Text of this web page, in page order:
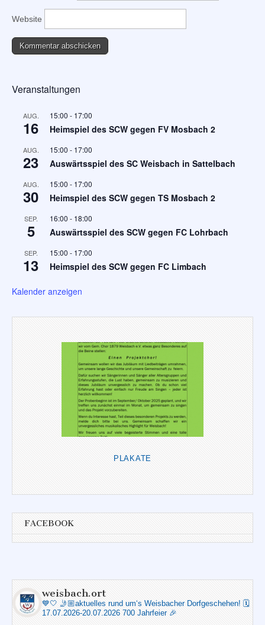
Website
Veranstaltungen
AUG.
16
15:00 - 17:00
Heimspiel des SCW gegen FV Mosbach 2
AUG.
23
15:00 - 17:00
Auswärtsspiel des SC Weisbach in Sattelbach
AUG.
30
15:00 - 17:00
Heimspiel des SCW gegen TS Mosbach 2
SEP.
5
16:00 - 18:00
Auswärtsspiel des SCW gegen FC Lohrbach
SEP.
13
15:00 - 17:00
Heimspiel des SCW gegen FC Limbach
Kalender anzeigen
PLAKATE
FACEBOOK
weisbach.ort
💙🤍 🤳🏼aktuelles rund um‘s Weisbacher Dorfgeschehen! 🗓️
17.07.2026-20.07.2026 700 Jahrfeier 🎉